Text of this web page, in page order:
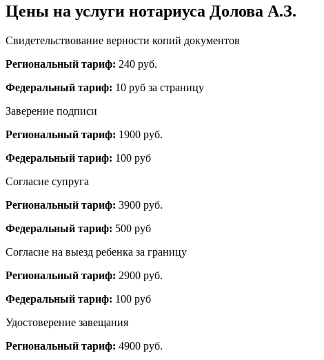
Цены на услуги нотариуса Долова А.З.
Свидетельствование верности копий документов
Региональный тариф: 240 руб.
Федеральный тариф: 10 руб за страницу
Заверение подписи
Региональный тариф: 1900 руб.
Федеральный тариф: 100 руб
Согласие супруга
Региональный тариф: 3900 руб.
Федеральный тариф: 500 руб
Согласие на выезд ребенка за границу
Региональный тариф: 2900 руб.
Федеральный тариф: 100 руб
Удостоверение завещания
Региональный тариф: 4900 руб.